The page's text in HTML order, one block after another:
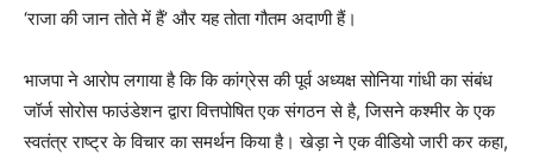
‘राजा की जान तोते में हैं’ और यह तोता गौतम अदाणी हैं।
भाजपा ने आरोप लगाया है कि कि कांग्रेस की पूर्व अध्यक्ष सोनिया गांधी का संबंध
जॉर्ज सोरोस फाउंडेशन द्वारा वित्तपोषित एक संगठन से है, जिसने कश्मीर के एक
स्वतंत्र राष्ट्र के विचार का समर्थन किया है। खेड़ा ने एक वीडियो जारी कर कहा,